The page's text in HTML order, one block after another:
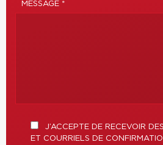
MESSAGE *
J’ACCEPTE DE RECEVOIR
ET COURRIELS DE